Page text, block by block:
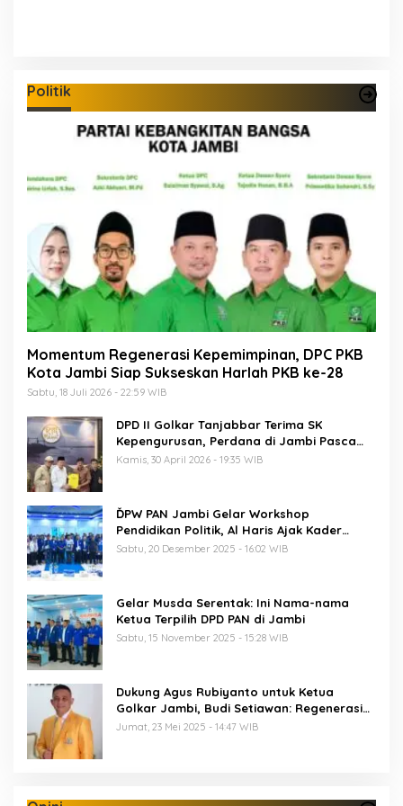
Politik
Momentum Regenerasi Kepemimpinan, DPC PKB
Kota Jambi Siap Sukseskan Harlah PKB ke-28
Sabtu, 18 Juli 2026 - 22:59 WIB
DPD II Golkar Tanjabbar Terima SK
Kepengurusan, Perdana di Jambi Pasca
Musda
Kamis, 30 April 2026 - 19:35 WIB
ĎPW PAN Jambi Gelar Workshop
Pendidikan Politik, Al Haris Ajak Kader
Perkuat Soliditas Jelang Pemilu 2029
Sabtu, 20 Desember 2025 - 16:02 WIB
Gelar Musda Serentak: Ini Nama-nama
Ketua Terpilih DPD PAN di Jambi
Sabtu, 15 November 2025 - 15:28 WIB
Dukung Agus Rubiyanto untuk Ketua
Golkar Jambi, Budi Setiawan: Regenerasi
Kepemimpinan Wajib Berjalan
Jumat, 23 Mei 2025 - 14:47 WIB